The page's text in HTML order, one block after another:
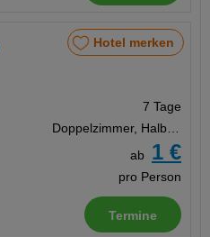
Hotel merken
7 Tage
Doppelzimmer, Halbpension
ab
1 €
pro Person
Termine